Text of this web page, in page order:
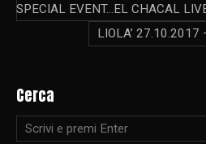
SPECIAL EVENT…EL CHACAL
LIOLA’ 27.10.2017
Cerca